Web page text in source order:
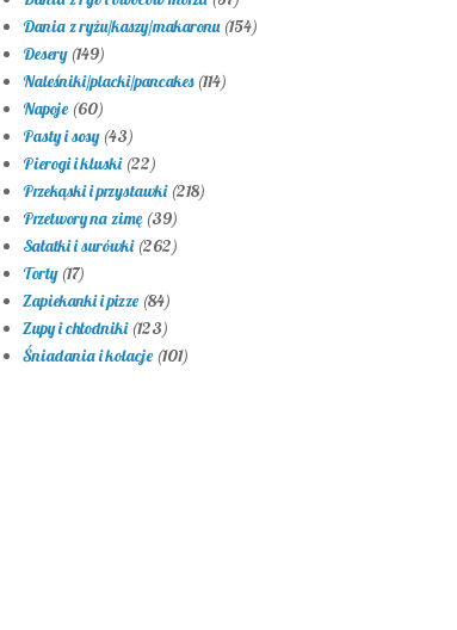
Dania z ryżu/kaszy/makaronu (154)
Desery (149)
Naleśniki/placki/pancakes (114)
Napoje (60)
Pasty i sosy (43)
Pierogi i kluski (22)
Przekąski i przystawki (218)
Przetwory na zimę (39)
Sałatki i surówki (262)
Torty (17)
Zapiekanki i pizze (84)
Zupy i chłodniki (123)
Śniadania i kolacje (101)